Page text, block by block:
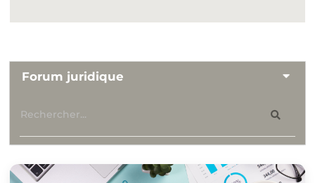
Forum juridique